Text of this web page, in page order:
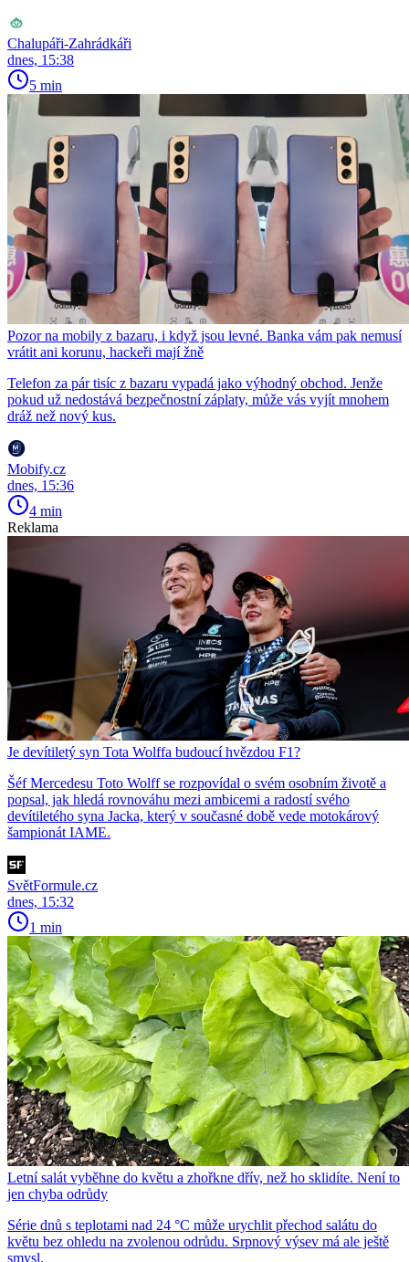
Chalupáři-Zahrádkáři
dnes, 15:38
5 min
Pozor na mobily z bazaru, i když jsou levné. Banka vám pak nemusí
vrátit ani korunu, hackeři mají žně
Telefon za pár tisíc z bazaru vypadá jako výhodný obchod. Jenže
pokud už nedostává bezpečnostní záplaty, může vás vyjít mnohem
dráž než nový kus.
Mobify.cz
dnes, 15:36
4 min
Reklama
Je devítiletý syn Tota Wolffa budoucí hvězdou F1?
Šéf Mercedesu Toto Wolff se rozpovídal o svém osobním životě a
popsal, jak hledá rovnováhu mezi ambicemi a radostí svého
devítiletého syna Jacka, který v současné době vede motokárový
šampionát IAME.
SvětFormule.cz
dnes, 15:32
1 min
Letní salát vyběhne do květu a zhořkne dřív, než ho sklidíte. Není to
jen chyba odrůdy
Série dnů s teplotami nad 24 °C může urychlit přechod salátu do
květu bez ohledu na zvolenou odrůdu. Srpnový výsev má ale ještě
smysl.